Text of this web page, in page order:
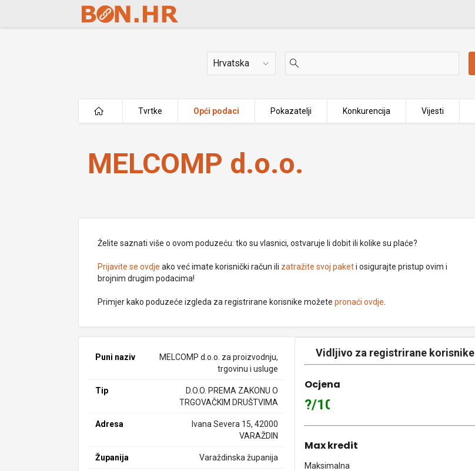
Skip to Main Content
Država
Tvrtke Opći podaci Pokazatelji Konkurencija Vijesti
MELCOMP d.o.o.
MELCOMP d.o.o.
Želite saznati više o ovom poduzeću: tko su vlasnici, ostvaruje li dobit ili kolike su plaće?
Prijavite se ovdje ako već imate korisnički račun ili zatražite svoj paketi osigurajte pristup ovim i
brojnim drugim podacima!
Primjer kako poduzeće izgleda za registrirane korisnike možetepronaći ovdje
Puni naziv
MELCOMP d.o.o. za proizvodnju,
trgovinu i usluge
Tip
D.O.O. PREMA ZAKONU O
TRGOVAČKIM DRUŠTVIMA
Adresa
Ivana Severa 15, 42000
VARAŽDIN
Županija Varaždinska županija
Vidljivo za registrirane korisnike
Ocjena
?/10
Max kredit
Maksimalna